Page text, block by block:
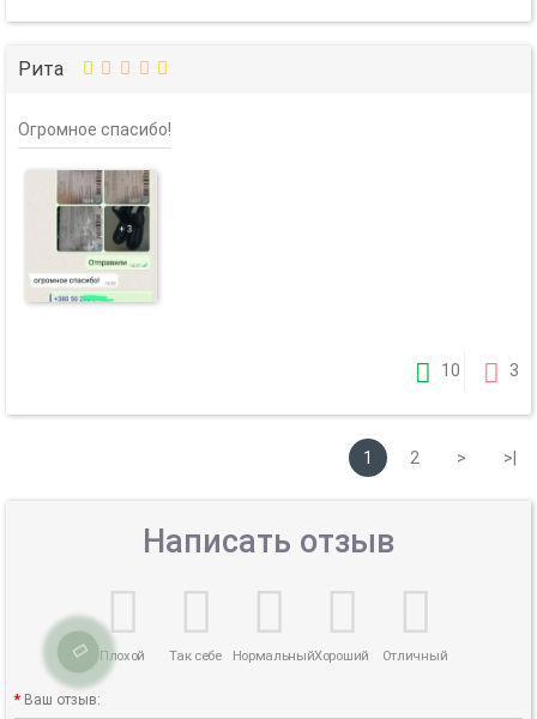
Рита
Огромное спасибо!
10 3
1 2 > >|
Написать отзыв
Плохой Так себе НормальныйХороший Отличный
Ваш отзыв: